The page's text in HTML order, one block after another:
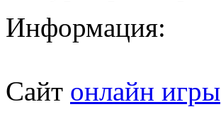
Информация:
Сайт онлайн игры